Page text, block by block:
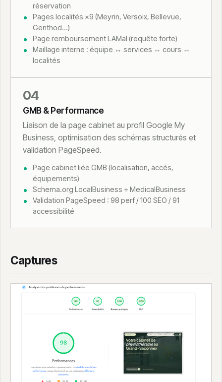
réservation
Pages localités ×9 (Meyrin, Versoix, Bellevue,
Genthod…)
Page remboursement LAMal (requête forte)
Maillage interne : équipe ↔ services ↔ cours ↔
localités
04
GMB & Performance
Liaison de la page cabinet au profil Google My
Business, optimisation des schémas structurés et
validation PageSpeed.
Page cabinet liée GMB (localisation, accès,
équipements)
Schema.org LocalBusiness + MedicalBusiness
Validation PageSpeed : 98 perf / 100 SEO / 91
accessibilité
Captures